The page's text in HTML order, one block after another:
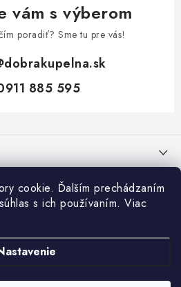
cookie. Ďalším prechádzaním
s ich používaním. Viac
vám s výberom
poradiť? Sme tu pre vás!
dobrakupelna.sk
885 595
prečo je výmena sprchového kúta